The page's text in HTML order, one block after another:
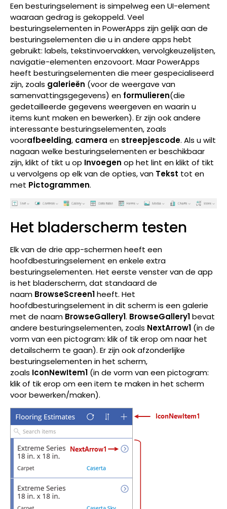
Een besturingselement is simpelweg een UI-element
waaraan gedrag is gekoppeld. Veel
besturingselementen in PowerApps zijn gelijk aan de
besturingselementen die u in andere apps hebt
gebruikt: labels, tekstinvoervakken, vervolgkeuzelijsten,
navigatie-elementen enzovoort. Maar PowerApps
heeft besturingselementen die meer gespecialiseerd
zijn, zoals galerieën (voor de weergave van
samenvattingsgegevens) en formulieren(die
gedetailleerde gegevens weergeven en waarin u
items kunt maken en bewerken). Er zijn ook andere
interessante besturingselementen, zoals
voorafbeelding, camera en streepjescode. Als u wilt
nagaan welke besturingselementen er beschikbaar
zijn, klikt of tikt u op Invoegen op het lint en klikt of tikt
u vervolgens op elk van de opties, van Tekst tot en
met Pictogrammen.
Het bladerscherm testen
Elk van de drie app-schermen heeft een
hoofdbesturingselement en enkele extra
besturingselementen. Het eerste venster van de app
is het bladerscherm, dat standaard de
naam BrowseScreen1heeft. Het
hoofdbesturingselement in dit scherm is een galerie
met de naam BrowseGallery1. BrowseGallery1bevat
andere besturingselementen, zoals NextArrow1 (in de
vorm van een pictogram: klik of tik erop om naar het
detailscherm te gaan). Er zijn ook afzonderlijke
besturingselementen in het scherm,
zoals IconNewItem1 (in de vorm van een pictogram:
klik of tik erop om een item te maken in het scherm
voor bewerken/maken).